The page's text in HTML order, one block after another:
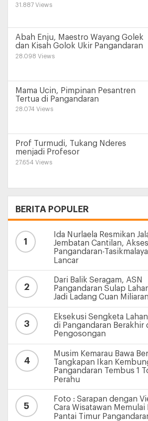
31.887 Views
Abah Enju, Maestro Wayang Golek
dan Kisah Golok Ukir Pangandaran
28.098 Views
Mama Ucin, Pimpinan Pesantren
Tertua di Pangandaran
28.074 Views
Prof Turmudi, Tukang Nderes
menjadi Profesor
27.654 Views
BERITA POPULER
1
Ida Nurlaela Resmikan
Jembatan Cantilan, Akses
Pangandaran-
Lancar
2
Dari Balik Seragam, ASN
Pangandaran Sulap
Jadi Ladang Cuan Miliaran
3
Eksekusi Sengketa
di Pangandaran Berakhir
Pengosongan
4
Musim Kemarau Bawa
Tangkapan Ikan
Pangandaran Tembus 1
Perahu
5
Foto : Sarapan dengan
Cara Wisatawan Memulai
Pantai Timur